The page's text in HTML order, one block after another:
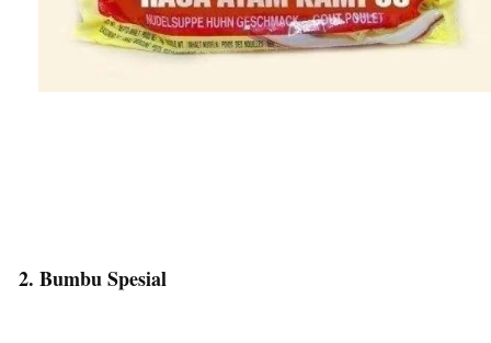
2. Bumbu Spesial